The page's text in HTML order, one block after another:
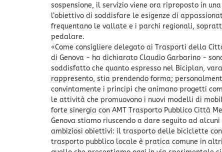
sospensione, il servizio viene ora riproposto in
l’obiettivo di soddisfare le esigenze di
frequentano le vallate e i parchi regionali,
pedalare.
«Come consigliere delegato ai Trasporti della
di Genova - ha dichiarato Claudio Garbarino -
soddisfatto che quanto espresso nel Biciplan,
rappresento, stia prendendo forma;
convintamente i principi che animano progetti
le attività che promuovono i nuovi modelli di
forte sinergia con AMT Trasporto Pubblico Città
Genova stiamo riuscendo a dare seguito ad
ambiziosi obiettivi: il trasporto delle biciclette
trasporto pubblico locale è pratica comune in